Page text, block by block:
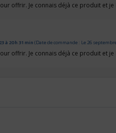
offrir. Je connais déjà ce produit et
à 20 h 31 min (Date de commande : Le 26
offrir. Je connais déjà ce produit et